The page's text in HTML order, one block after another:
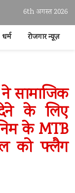
6th अगस्त 2026
धर्म रोजगार न्यूज़
ने सामाजिक
के लिए
के MTB
को फ्लैग